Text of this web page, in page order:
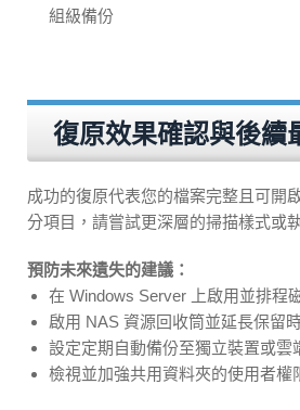
組級備份
復原效果確認與後續
成功的復原代表您的檔案完整且可開
分項目，請嘗試更深層的掃描樣式或
預防未來遺失的建議：
在 Windows Server 上啟用並排程
啟用 NAS 資源回收筒並延長保留
設定定期自動備份至獨立裝置或雲
檢視並加強共用資料夾的使用者權